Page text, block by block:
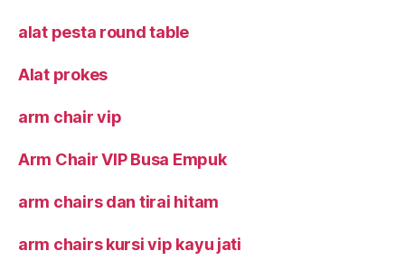
alat pesta round table
Alat prokes
arm chair vip
Arm Chair VIP Busa Empuk
arm chairs dan tirai hitam
arm chairs kursi vip kayu jati